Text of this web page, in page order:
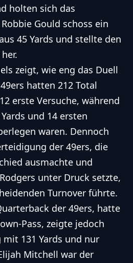
holten sich das
Gould schoss ein
45 Yards und stellte den
zeigt, wie eng das Duell
hatten 212 Total
erste Versuche, während
und 14 ersten
waren. Dennoch
der 49ers, die
ausmachte und
unter Druck setzte,
Turnover führte.
der 49ers, hatte
Pass, zeigte jedoch
131 Yards und nur
Mitchell war der